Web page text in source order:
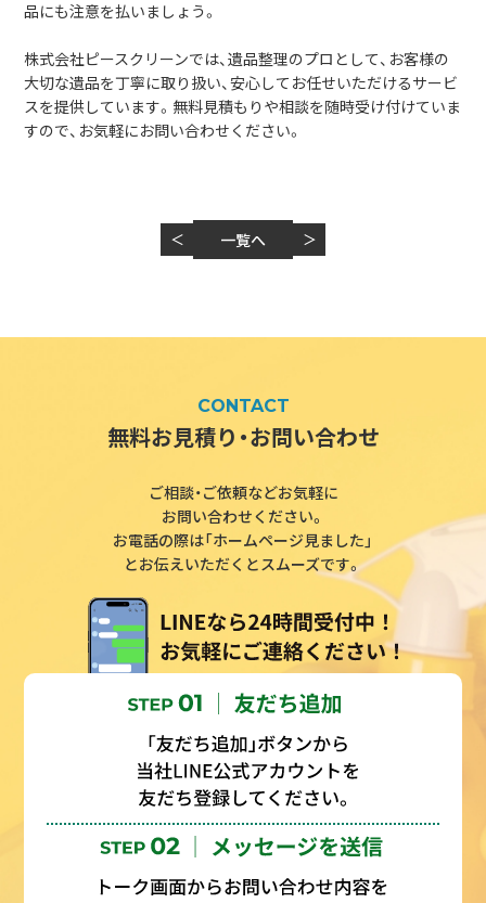
品にも注意を払いましょう。
株式会社ピースクリーンでは、遺品整理のプロとして、お客様の
大切な遺品を丁寧に取り扱い、安心してお任せいただけるサービ
スを提供しています。無料見積もりや相談を随時受け付けていま
すので、お気軽にお問い合わせください。
＜ 一覧へ ＞
CONTACT
無料お見積り・お問い合わせ
ご相談・ご依頼などお気軽に
お問い合わせください。
お電話の際は「ホームページ見ました」
とお伝えいただくとスムーズです。